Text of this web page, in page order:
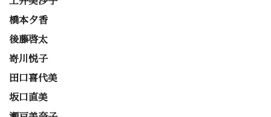
橋本夕香
後藤啓太
嵜川悦子
田口喜代美
坂口直美